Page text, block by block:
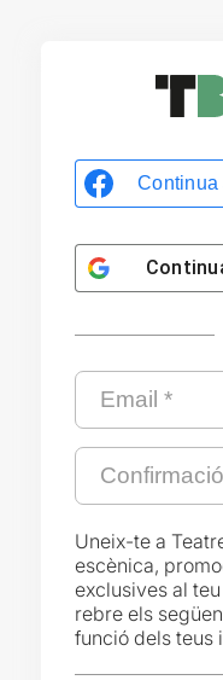
Continua
Uneix-te a
escènica,
exclusives al
rebre els
funció dels teus